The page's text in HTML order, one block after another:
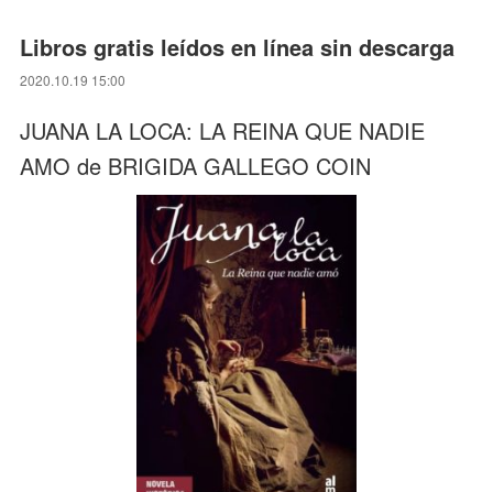
Libros gratis leídos en línea sin descarga
2020.10.19 15:00
JUANA LA LOCA: LA REINA QUE NADIE
AMO de BRIGIDA GALLEGO COIN